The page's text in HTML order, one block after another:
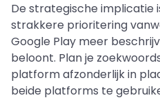
De strategische implicatie
strakkere prioritering
Google Play meer
beloont. Plan je
platform afzonderlijk in
beide platforms te